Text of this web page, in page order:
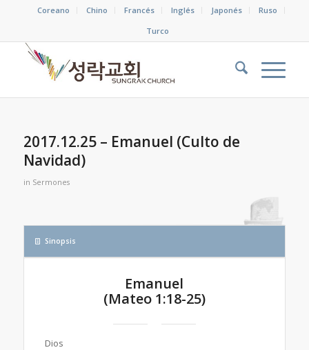
Coreano Chino Francés Inglés Japonés
Ruso
Turco
2017.12.25 – Emanuel (Culto de
Navidad)
in Sermones
Sinopsis
Emanuel
(Mateo 1:18-25)
Dios